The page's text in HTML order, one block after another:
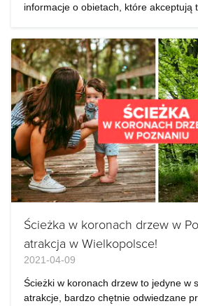
informacje o obietach, które akceptują
Ścieżka w koronach drzew w
atrakcja w Wielkopolsce!
2021-04-09
Ścieżki w koronach drzew to jedyne w
atrakcje, bardzo chętnie odwiedzane